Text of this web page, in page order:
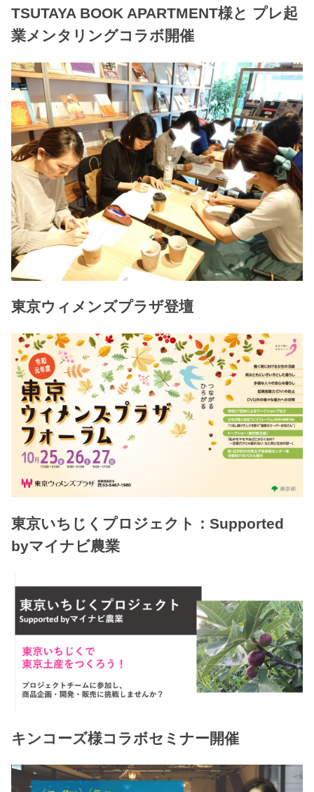
TSUTAYA BOOK APARTMENT様と プレ起
業メンタリングコラボ開催
東京ウィメンズプラザ登壇
東京いちじくプロジェクト：Supported
byマイナビ農業
キンコーズ様コラボセミナー開催